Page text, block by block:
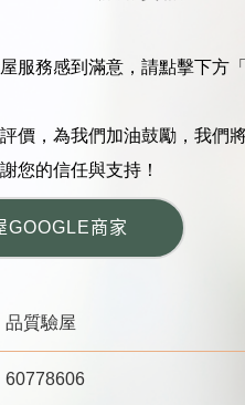
服務感到滿意，請點擊下方
價，為我們加油鼓勵，我們
您的信任與支持！
GOOGLE商家
品質驗屋
60778606